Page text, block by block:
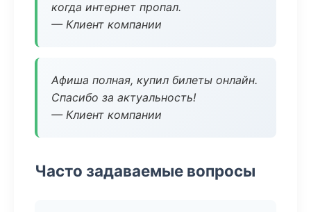
когда интернет пропал.
— Клиент компании
Афиша полная, купил билеты онлайн.
Спасибо за актуальность!
— Клиент компании
Часто задаваемые вопросы